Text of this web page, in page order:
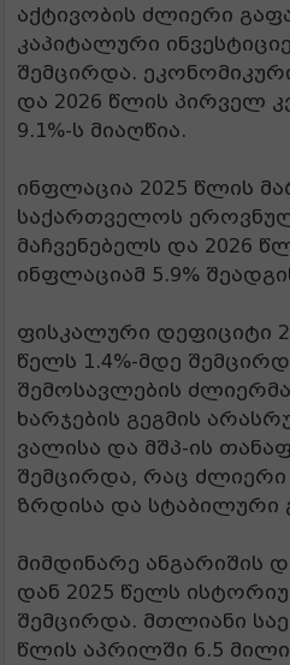
აქტივობის ძლიერი
კაპიტალური
შემცირდა.
და 2026 წლის პირველ
9.1%-ს მიაღწია.
ინფლაცია 2025 წლის
საქართველოს
მაჩვენებელს და 2026
ინფლაციამ 5.9%
ფისკალური დეფიციტი
წელს 1.4%-მდე
შემოსავლების
ხარჯების გეგმის
ვალისა და მშპ-ის
შემცირდა, რაც
ზრდისა და სტაბილური
მიმდინარე ანგარიშის
დან 2025 წელს
შემცირდა. მთლიანი
წლის აპრილში 6.5